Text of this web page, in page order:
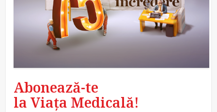
Abonează-te
la Viața Medicală!